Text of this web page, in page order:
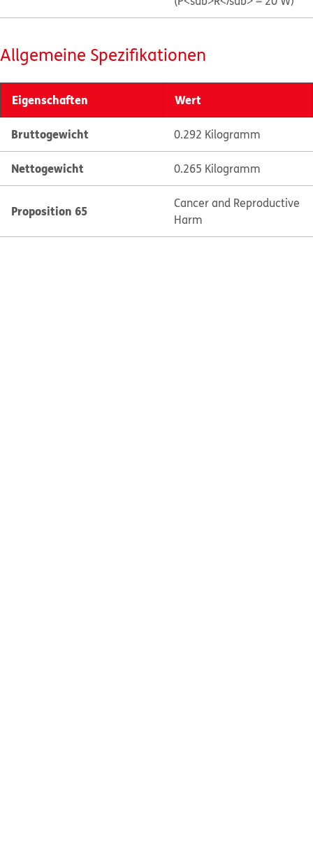
Allgemeine Spezifikationen
Eigenschaften Wert
Bruttogewicht 0.292 Kilogramm
Nettogewicht 0.265 Kilogramm
Proposition 65
Cancer and Reproductive
Harm